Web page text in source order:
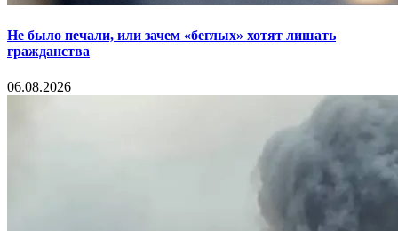
Не было печали, или зачем «беглых» хотят лишать
гражданства
06.08.2026